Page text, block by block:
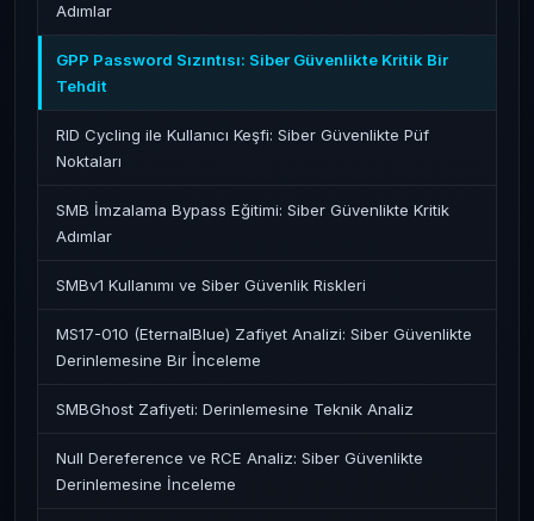
Adımlar
GPP Password Sızıntısı: Siber Güvenlikte Kritik Bir
Tehdit
RID Cycling ile Kullanıcı Keşfi: Siber Güvenlikte Püf
Noktaları
SMB İmzalama Bypass Eğitimi: Siber Güvenlikte Kritik
Adımlar
SMBv1 Kullanımı ve Siber Güvenlik Riskleri
MS17-010 (EternalBlue) Zafiyet Analizi: Siber Güvenlikte
Derinlemesine Bir İnceleme
SMBGhost Zafiyeti: Derinlemesine Teknik Analiz
Null Dereference ve RCE Analiz: Siber Güvenlikte
Derinlemesine İnceleme